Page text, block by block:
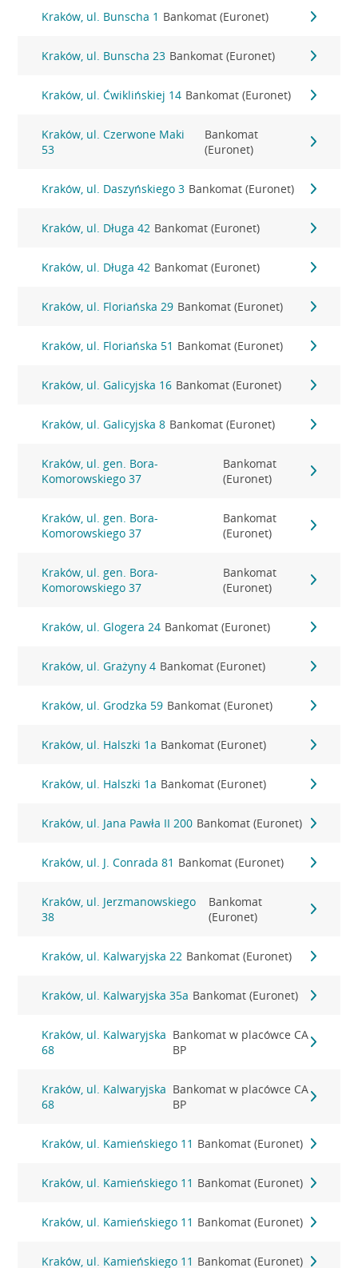
Kraków, ul. Bunscha 1 Bankomat (Euronet)
Kraków, ul. Bunscha 23 Bankomat (Euronet)
Kraków, ul. Ćwiklińskiej 14 Bankomat (Euronet)
Kraków, ul. Czerwone Maki
53
Bankomat
(Euronet)
Kraków, ul. Daszyńskiego 3 Bankomat (Euronet)
Kraków, ul. Długa 42 Bankomat (Euronet)
Kraków, ul. Długa 42 Bankomat (Euronet)
Kraków, ul. Floriańska 29 Bankomat (Euronet)
Kraków, ul. Floriańska 51 Bankomat (Euronet)
Kraków, ul. Galicyjska 16 Bankomat (Euronet)
Kraków, ul. Galicyjska 8 Bankomat (Euronet)
Kraków, ul. gen. Bora-
Komorowskiego 37
Bankomat
(Euronet)
Kraków, ul. gen. Bora-
Komorowskiego 37
Bankomat
(Euronet)
Kraków, ul. gen. Bora-
Komorowskiego 37
Bankomat
(Euronet)
Kraków, ul. Glogera 24 Bankomat (Euronet)
Kraków, ul. Grażyny 4 Bankomat (Euronet)
Kraków, ul. Grodzka 59 Bankomat (Euronet)
Kraków, ul. Halszki 1a Bankomat (Euronet)
Kraków, ul. Halszki 1a Bankomat (Euronet)
Kraków, ul. Jana Pawła II 200 Bankomat (Euronet)
Kraków, ul. J. Conrada 81 Bankomat (Euronet)
Kraków, ul. Jerzmanowskiego
38
Bankomat
(Euronet)
Kraków, ul. Kalwaryjska 22 Bankomat (Euronet)
Kraków, ul. Kalwaryjska 35a Bankomat (Euronet)
Kraków, ul. Kalwaryjska
68
Bankomat w placówce CA
BP
Kraków, ul. Kalwaryjska
68
Bankomat w placówce CA
BP
Kraków, ul. Kamieńskiego 11 Bankomat (Euronet)
Kraków, ul. Kamieńskiego 11 Bankomat (Euronet)
Kraków, ul. Kamieńskiego 11 Bankomat (Euronet)
Kraków, ul. Kamieńskiego 11 Bankomat (Euronet)